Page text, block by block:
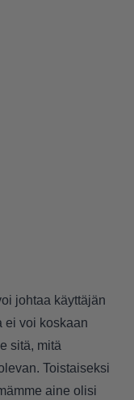
johtaa käyttäjän
ei voi koskaan
sitä, mitä
Toistaiseksi
aine olisi